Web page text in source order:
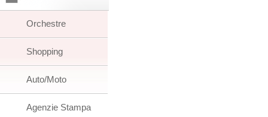
Orchestre
Shopping
Auto/Moto
Agenzie Stampa